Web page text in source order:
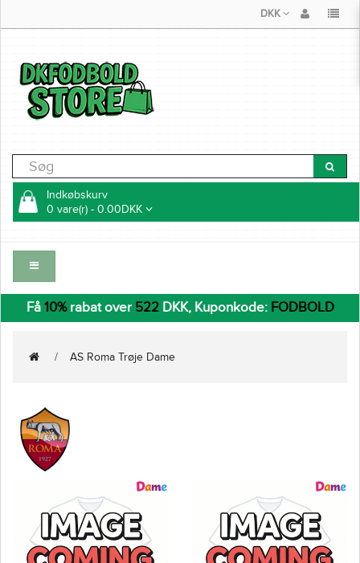
DKK
Indkøbskurv
0 vare(r) - 0.00DKK
Få 10%rabat over 522DKK, Kuponkode: FODBOLD
AS Roma Trøje Dame